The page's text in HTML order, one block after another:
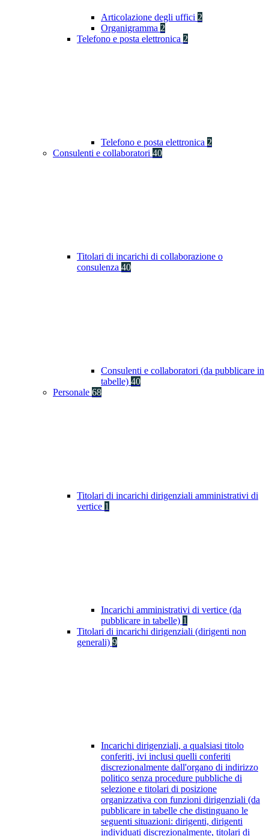
Articolazione degli uffici 2
Organigramma 2
Telefono e posta elettronica 2
Telefono e posta elettronica 2
Consulenti e collaboratori 40
Titolari di incarichi di collaborazione o
consulenza 40
Consulenti e collaboratori (da pubblicare in
tabelle) 40
Personale 68
Titolari di incarichi dirigenziali amministrativi di
vertice 1
Incarichi amministrativi di vertice (da
pubblicare in tabelle) 1
Titolari di incarichi dirigenziali (dirigenti non
generali) 9
Incarichi dirigenziali, a qualsiasi titolo
conferiti, ivi inclusi quelli conferiti
discrezionalmente dall'organo di indirizzo
politico senza procedure pubbliche di
selezione e titolari di posizione
organizzativa con funzioni dirigenziali (da
pubblicare in tabelle che distinguano le
seguenti situazioni: dirigenti, dirigenti
individuati discrezionalmente, titolari di